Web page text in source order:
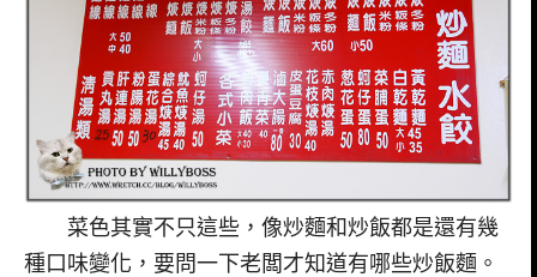
菜色其實不只這些，像炒麵和炒飯都是還有幾
種口味變化，要問一下老闆才知道有哪些炒飯麵。